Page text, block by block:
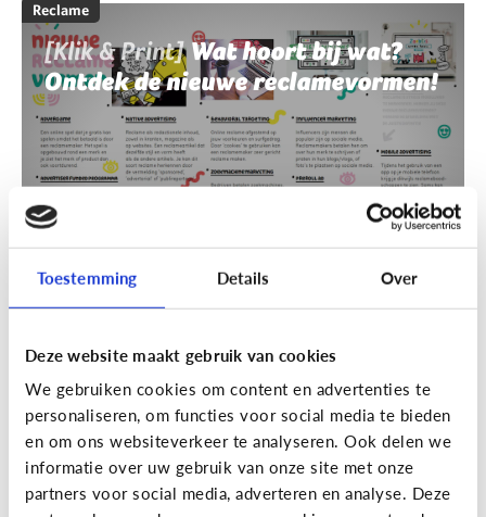
Toestemming Details Over
Deze website maakt gebruik van cookies
We gebruiken cookies om content en advertenties te
personaliseren, om functies voor social media te bieden
en om ons websiteverkeer te analyseren. Ook delen we
informatie over uw gebruik van onze site met onze
partners voor social media, adverteren en analyse. Deze
Reclame
[Klik & Print]Wat hoort bij wat?
Ontdek de nieuwe reclamevormen!
Reclame
[Klik & Print]Reclamebingo